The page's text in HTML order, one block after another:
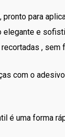
para
elegante e
, sem
com o
é uma forma